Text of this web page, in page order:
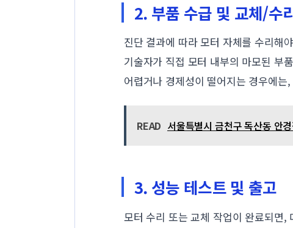
2. 부품 수급 및 교체/수
진단 결과에 따라 모터 자체를 수리해
기술자가 직접 모터 내부의 마모된 부
어렵거나 경제성이 떨어지는 경우에
READ 서울특별시 금천구 독산동 안
3. 성능 테스트 및 출고
모터 수리 또는 교체 작업이 완료되면,